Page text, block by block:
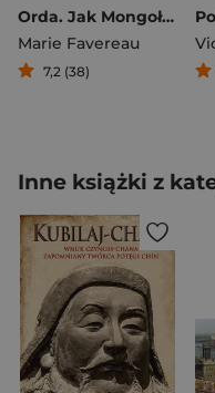
Orda. Jak Mongołowie zmienili świat
Marie Favereau
7,2 (38)
Inne książki z